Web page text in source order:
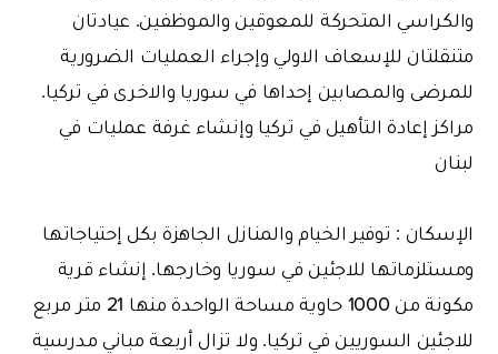
والكراسي المتحركة للمعوقين والموظفين. عيادتان
متنقلتان للإسعاف الاولي وإجراء العمليات الضرورية
للمرضى والمصابين إحداها في سوريا والاخرى في تركيا.
مراكز إعادة التأهيل في تركيا وإنشاء غرفة عمليات في
لبنان
الإسكان : توفير الخيام والمنازل الجاهزة بكل إحتياجاتها
ومستلزماتها للاجئين في سوريا وخارجها. إنشاء قرية
مكونة من 1000 حاوية مساحة الواحدة منها 21 متر مربع
للاجئين السوريين في تركيا. ولا تزال أربعة مباني مدرسية